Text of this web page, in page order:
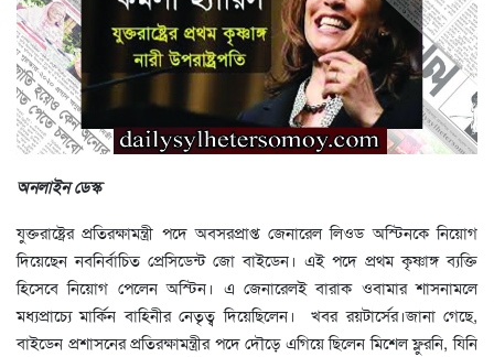
অনলাইন ডেস্ক
যুক্তরাষ্ট্রের প্রতিরক্ষামন্ত্রী পদে অবসরপ্রাপ্ত জেনারেল লিওড অস্টিনকে নিয়োগ
দিয়েছেন নবনির্বাচিত প্রেসিডেন্ট জো বাইডেন। এই পদে প্রথম কৃষ্ণাঙ্গ ব্যক্তি
হিসেবে নিয়োগ পেলেন অস্টিন। এ জেনারেলই বারাক ওবামার শাসনামলে
মধ্যপ্রাচ্যে মার্কিন বাহিনীর নেতৃত্ব দিয়েছিলেন। খবর রয়টার্সের।জানা গেছে,
বাইডেন প্রশাসনের প্রতিরক্ষামন্ত্রীর পদে দৌড়ে এগিয়ে ছিলেন মিশেল ফ্লুরনি, ‍যিনি